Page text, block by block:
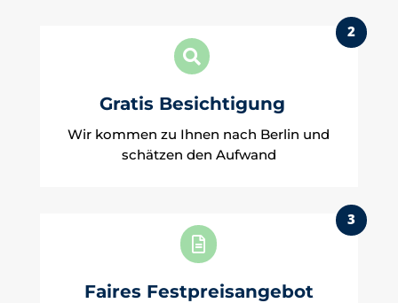

Gratis Besichtigung
2
Wir kommen zu Ihnen nach Berlin und
schätzen den Aufwand

Faires Festpreisangebot
3